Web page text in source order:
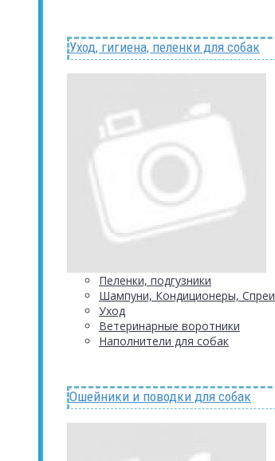
Уход, гигиена, пеленки для собак
Пеленки, подгузники
Шампуни, Кондиционеры, Спреи
Уход
Ветеринарные воротники
Наполнители для собак
Ошейники и поводки для собак